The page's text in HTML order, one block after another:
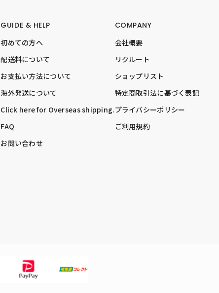
GUIDE & HELP
初めての方へ
配送料について
お支払い方法について
海外発送について
Click here for Overseas shipping.
FAQ
お問い合わせ
COMPANY
会社概要
リクルート
ショップリスト
特定商取引法に基づく表記
プライバシーポリシー
ご利用規約